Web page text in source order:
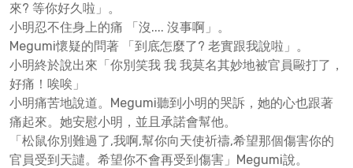
來? 等你好久啦」。
小明忍不住身上的痛 「沒.... 沒事啊」。
Megumi懷疑的問著 「到底怎麼了? 老實跟我說啦」。
小明終於說出來「你別笑我 我 我莫名其妙地被官員毆打了，
好痛！唉唉」
小明痛苦地說道。Megumi聽到小明的哭訴，她的心也跟著
痛起來。她安慰小明，並且承諾會幫他。
「松鼠你別難過了,我啊,幫你向天使祈禱,希望那個傷害你的
官員受到天譴。希望你不會再受到傷害」Megumi說。